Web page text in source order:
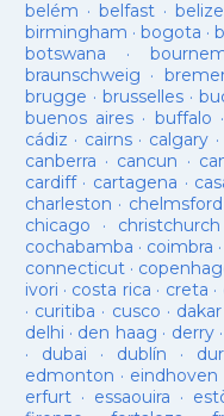
belém · belfast· belize
birmingham · bogota ·
botswana ·
braunschweig ·
brugge · brusselles·
buenos aires· buffalo ·
cádiz · cairns· calgary ·
canberra · cancun ·
cardiff· cartagena ·
charleston · chelmsford
chicago · christchurch
cochabamba · coimbra ·
connecticut·
ivori · costa rica · creta ·
· curitiba · cusco · dakar
delhi · den haag · derry·
· dubai · dublín ·
edmonton · eindhoven
erfurt· essaouira ·